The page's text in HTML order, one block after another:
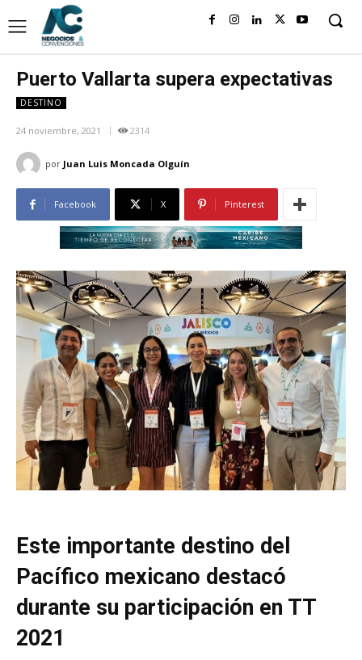
Puerto Vallarta supera expectativas
DESTINO
24 noviembre, 2021 2314
por Juan Luis Moncada Olguín
Facebook X Pinterest
Este importante destino del
Pacífico mexicano destacó
durante su participación en TT
2021